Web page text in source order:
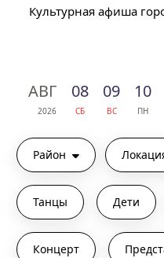
Культурная афиша
АВГ
2026
08
СБ
09
ВС
10
ПН
Район
Танцы Дети
Концерт